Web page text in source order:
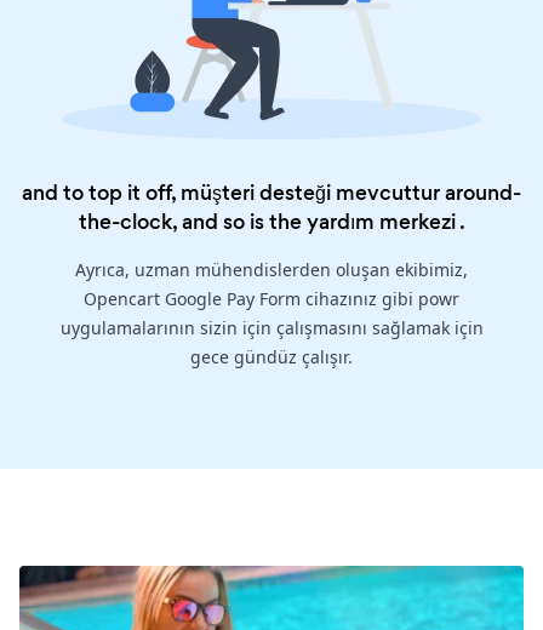
and to top it off, müşteri desteği mevcuttur around-
the-clock, and so is theyardım merkezi.
Ayrıca, uzman mühendislerden oluşan ekibimiz,
Opencart Google Pay Form cihazınız gibi powr
uygulamalarının sizin için çalışmasını sağlamak için
gece gündüz çalışır.